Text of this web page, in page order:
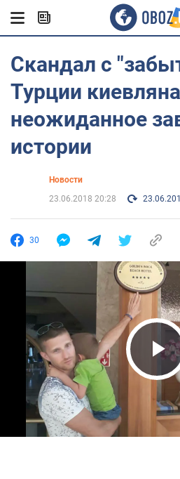
Скандал с
Турции
неожиданное
истории
Новости
23.06.2018 20:28
30